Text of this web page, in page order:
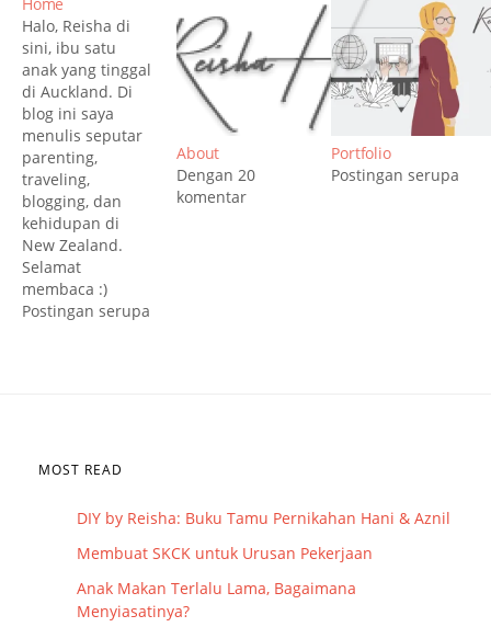
Halo, Reisha di
sini, ibu satu
anak yang tinggal
di Auckland. Di
blog ini saya
menulis seputar
parenting,
traveling,
blogging, dan
kehidupan di
New Zealand.
Selamat
membaca :)
Postingan serupa
About
Dengan 20
komentar
Portfolio
Postingan serupa
MOST READ
DIY by Reisha: Buku Tamu Pernikahan Hani & Aznil
Membuat SKCK untuk Urusan Pekerjaan
Anak Makan Terlalu Lama, Bagaimana
Menyiasatinya?